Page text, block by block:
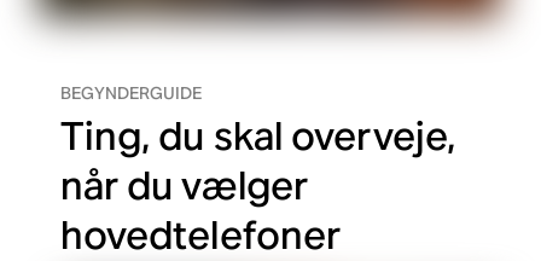
BEGYNDERGUIDE
Ting, du skal overveje,
når du vælger
hovedtelefoner